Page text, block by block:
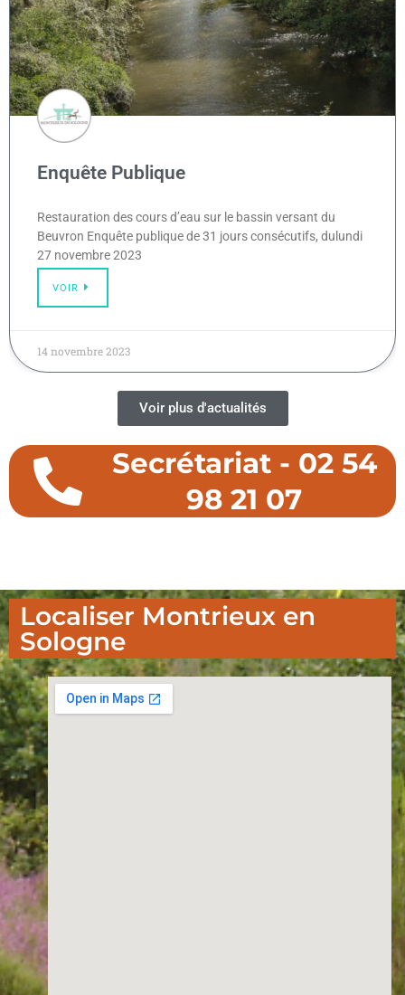
Enquête Publique
Restauration des cours d’eau sur le bassin versant du
Beuvron Enquête publique de 31 jours consécutifs, dulundi
27 novembre 2023
VOIR
14 novembre 2023
Voir plus d'actualités
Secrétariat - 02 54
98 21 07
Localiser Montrieux en
Sologne